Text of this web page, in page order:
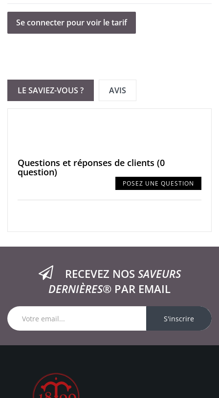
Se connecter pour voir le tarif
LE SAVIEZ-VOUS ? AVIS
Questions et réponses de clients (0
question)
POSEZ UNE QUESTION
RECEVEZ NOS SAVEURS
DERNIÈRES® PAR EMAIL
S'inscrire